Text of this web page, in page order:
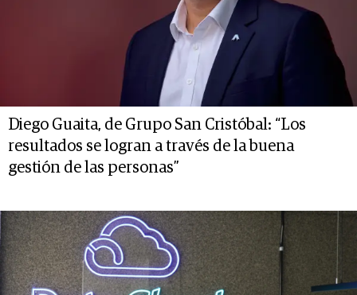
Diego Guaita, de Grupo San Cristóbal: “Los
resultados se logran a través de la buena
gestión de las personas”